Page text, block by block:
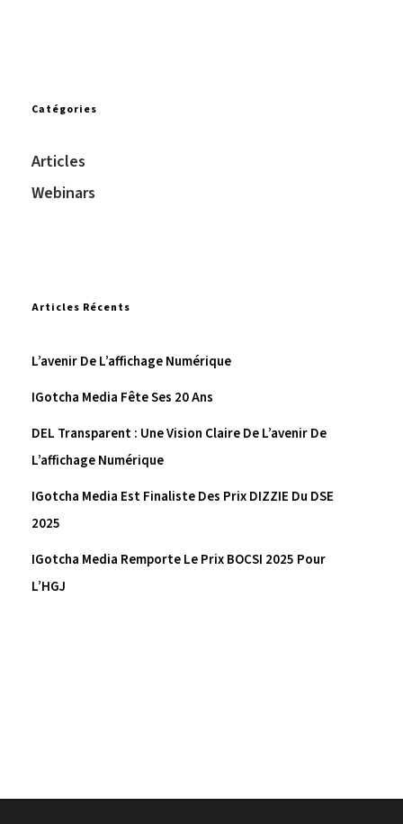
Catégories
Articles
Webinars
Articles Récents
L’avenir De L’affichage Numérique
IGotcha Media Fête Ses 20 Ans
DEL Transparent : Une Vision Claire De L’avenir De
L’affichage Numérique
IGotcha Media Est Finaliste Des Prix DIZZIE Du DSE
2025
IGotcha Media Remporte Le Prix BOCSI 2025 Pour
L’HGJ